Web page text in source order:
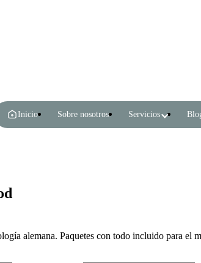
Inicio Sobre nosotros Servicios
alemana. Paquetes con todo incluido para el